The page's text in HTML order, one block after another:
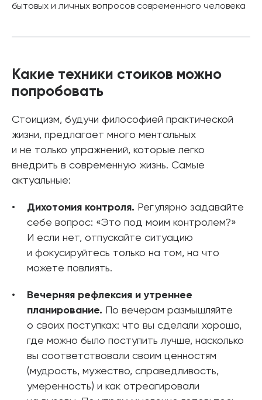
бытовых и личных вопросов современного человека
Какие техники стоиков можно
попробовать
Стоицизм, будучи философией практической
жизни, предлагает много ментальных
и не только упражнений, которые легко
внедрить в современную жизнь. Самые
актуальные:
Дихотомия контроля. Регулярно задавайте
себе вопрос: «Это под моим контролем?»
И если нет, отпускайте ситуацию
и фокусируйтесь только на том, на что
можете повлиять.
Вечерняя рефлексия и утреннее
планирование. По вечерам размышляйте
о своих поступках: что вы сделали хорошо,
где можно было поступить лучше, насколько
вы соответствовали своим ценностям
(мудрость, мужество, справедливость,
умеренность) и как отреагировали